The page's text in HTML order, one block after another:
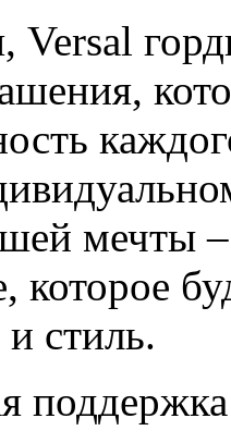
Versal
мечты
которое
стиль.
поддержка